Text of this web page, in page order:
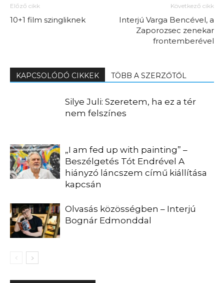
Előző cikk
10+1 film szingliknek
Következő cikk
Interjú Varga Bencével, a
Zaporozsec zenekar
frontemberével
KAPCSOLÓDÓ CIKKEK TÖBB A SZERZŐTŐL
Silye Juli: Szeretem, ha ez a tér
nem felszínes
„I am fed up with painting” –
Beszélgetés Tót Endrével A
hiányzó láncszem című kiállítása
kapcsán
Olvasás közösségben – Interjú
Bognár Edmonddal